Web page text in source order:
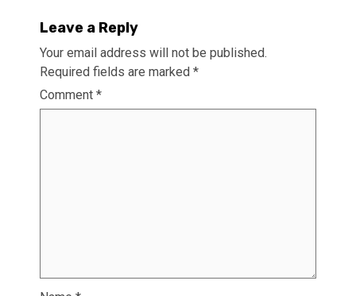
Leave a Reply
Your email address will not be published.
Required fields are marked *
Comment *